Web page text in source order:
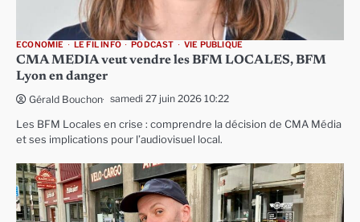
ECONOMIE LE FIL INFO PODCAST VIE PUBLIQUE
CMA MEDIA veut vendre les BFM LOCALES, BFM
Lyon en danger
Gérald Bouchon samedi 27 juin 2026 10:22
Les BFM Locales en crise : comprendre la décision de CMA Média
et ses implications pour l’audiovisuel local.